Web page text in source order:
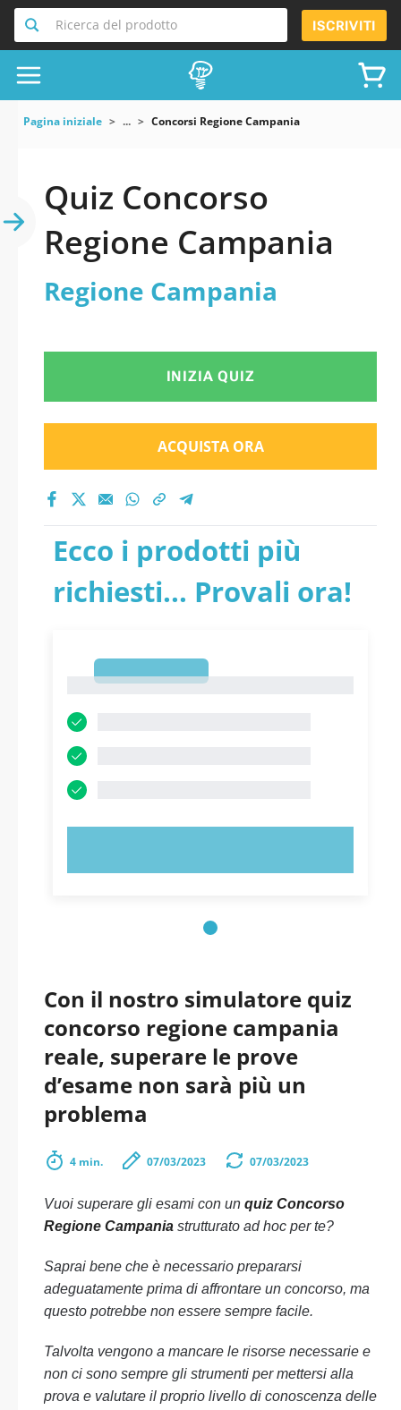
Ricerca del prodotto ISCRIVITI
Pagina iniziale ... Concorsi Regione Campania
Quiz Concorso
Regione Campania
Regione Campania
INIZIA QUIZ
ACQUISTA ORA
Ecco i prodotti più
richiesti... Provali ora!
Con il nostro simulatore quiz
concorso regione campania
reale, superare le prove
d’esame non sarà più un
problema
4 min. 07/03/2023 07/03/2023
Vuoi superare gli esami con un quiz Concorso
Regione Campania strutturato ad hoc per te?
Saprai bene che è necessario prepararsi
adeguatamente prima di affrontare un concorso, ma
questo potrebbe non essere sempre facile.
Talvolta vengono a mancare le risorse necessarie e
non ci sono sempre gli strumenti per mettersi alla
prova e valutare il proprio livello di conoscenza delle